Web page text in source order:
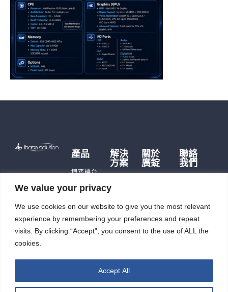
We value your privacy
We use cookies on our website to give you the most relevant
experience by remembering your preferences and repeat
visits. By clicking “Accept”, you consent to the use of ALL the
cookies.
Accept All
產品
博弈機台
遊戲主機
充電樁
觸控平板
電腦
解決
方案
體
用
智能自
動化
關於
廣錠
公司據點
力
廣錠徵才
聯絡
我們
即時訊
投資人
專區